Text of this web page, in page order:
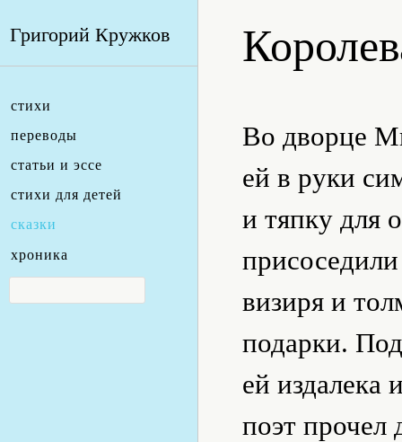
Григорий Кружков
стихи
переводы
статьи и эссе
стихи для детей
сказки
хроника
Во дворце
ей в руки
и тяпку для
визиря и
подарки.
ей издалека
поэт прочел